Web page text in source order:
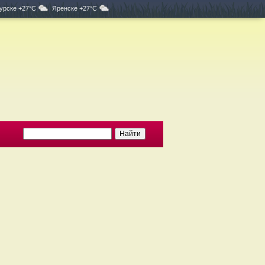
+27°C Яренске +27°C